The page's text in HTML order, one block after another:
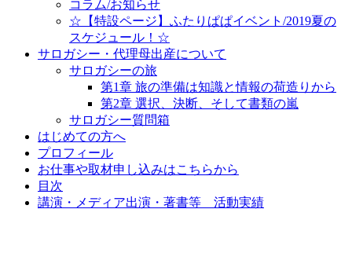
コラム/お知らせ
☆【特設ページ】ふたりぱぱイベント/2019夏の
スケジュール！☆
サロガシー・代理母出産について
サロガシーの旅
第1章 旅の準備は知識と情報の荷造りから
第2章 選択、決断、そして書類の嵐
サロガシー質問箱
はじめての方へ
プロフィール
お仕事や取材申し込みはこちらから
目次
講演・メディア出演・著書等 活動実績